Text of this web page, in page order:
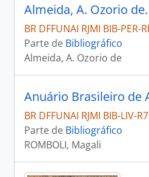
BR DFFUNAI RJMI BIB-
Parte de Bibliográfico
Almeida, A. Ozorio de
Anuário Brasileiro de
BR DFFUNAI RJMI BIB-LIV-
Parte de Bibliográfico
ROMBOLI, Magali